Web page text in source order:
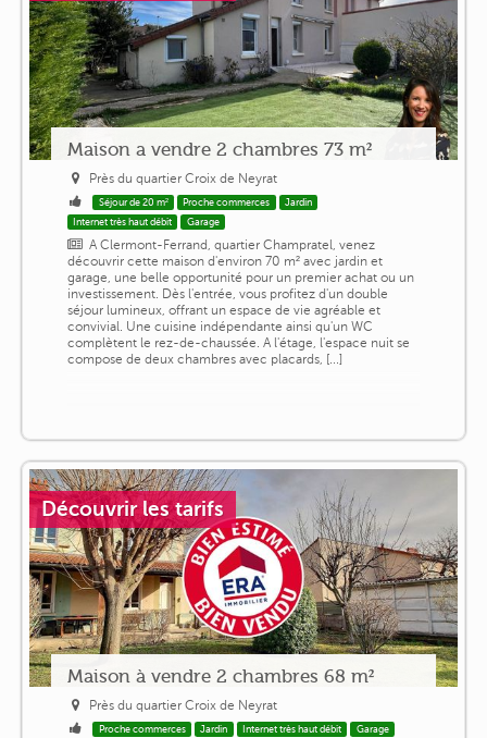
Maison a vendre 2 chambres 73 m²
Près du quartier Croix de Neyrat
Séjour de 20 m² Proche commerces
Jardin
Internet très haut débit
Garage
A Clermont-Ferrand, quartier Champratel, venez
découvrir cette maison d'environ 70 m² avec jardin et
garage, une belle opportunité pour un premier achat ou un
investissement. Dès l'entrée, vous profitez d'un double
séjour lumineux, offrant un espace de vie agréable et
convivial. Une cuisine indépendante ainsi qu'un WC
complètent le rez-de-chaussée. A l'étage, l'espace nuit se
compose de deux chambres avec placards, [...]
Découvrir les tarifs
Maison à vendre 2 chambres 68 m²
Près du quartier Croix de Neyrat
Proche commerces Jardin Internet très haut débit Garage